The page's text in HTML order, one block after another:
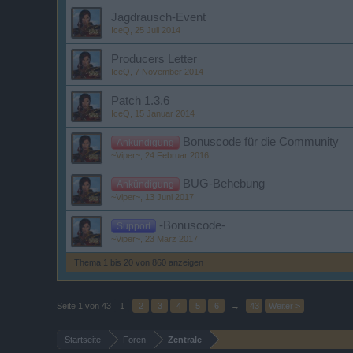
Jagdrausch-Event
IceQ 25 Juli 2014
Producers Letter
IceQ 7 November 2014
Patch 1.3.6
IceQ 15 Januar 2014
Ankündigung Bonuscode für die Community
~Viper~ 24 Februar 2016
Ankündigung BUG-Behebung
~Viper~ 13 Juni 2017
Support -Bonuscode-
~Viper~ 23 März 2017
Thema 1 bis 20 von 860 anzeigen
Seite 1 von 43 1 2 3 4 5 6 → 43 Weiter >
Startseite Foren Zentrale